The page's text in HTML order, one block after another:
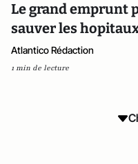
Le grand emprunt
sauver les
Atlantico Rédaction
1 min de lecture